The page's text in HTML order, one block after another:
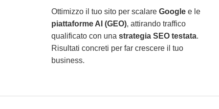
Ottimizzo il tuo sito per scalare Google e le
piattaforme AI (GEO), attirando traffico
qualificato con una strategia SEO testata.
Risultati concreti per far crescere il tuo
business.